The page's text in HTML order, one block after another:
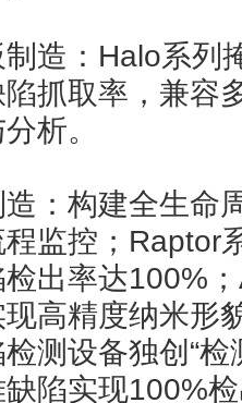
造：Halo系列
陷抓取率，兼容
析。
：构建全生命
监控；Raptor
检出率达100%
现高精度纳米形
测设备独创“
陷实现100%